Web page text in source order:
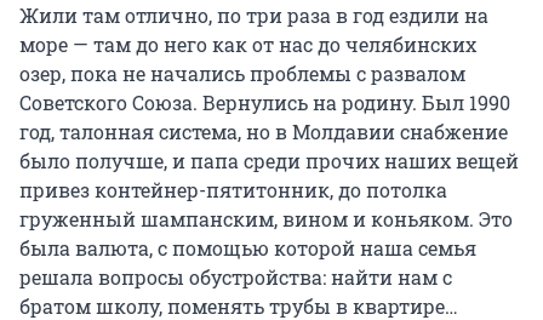
Жили там отлично, по три раза в год ездили на
море — там до него как от нас до челябинских
озер, пока не начались проблемы с развалом
Советского Союза. Вернулись на родину. Был 1990
год, талонная система, но в Молдавии снабжение
было получше, и папа среди прочих наших вещей
привез контейнер-пятитонник, до потолка
груженный шампанским, вином и коньяком. Это
была валюта, с помощью которой наша семья
решала вопросы обустройства: найти нам с
братом школу, поменять трубы в квартире…